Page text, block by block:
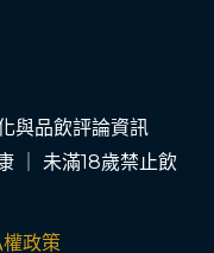
與品飲評論資訊
｜ 未滿18歲禁止飲
權政策